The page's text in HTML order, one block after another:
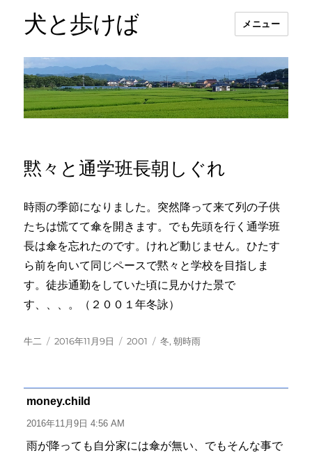
犬と歩けば メニュー
黙々と通学班長朝しぐれ
時雨の季節になりました。突然降って来て列の子供
たちは慌てて傘を開きます。でも先頭を行く通学班
長は傘を忘れたのです。けれど動じません。ひたす
ら前を向いて同じペースで黙々と学校を目指しま
す。徒歩通勤をしていた頃に見かけた景で
す、、、。（２００１年冬詠）
投
牛二
投
2016年11月9日
カ
2001
タ
冬,朝時雨
money.child
り:
2016年11月9日 4:56 AM
雨が降っても自分家には傘が無い、でもそんな事で